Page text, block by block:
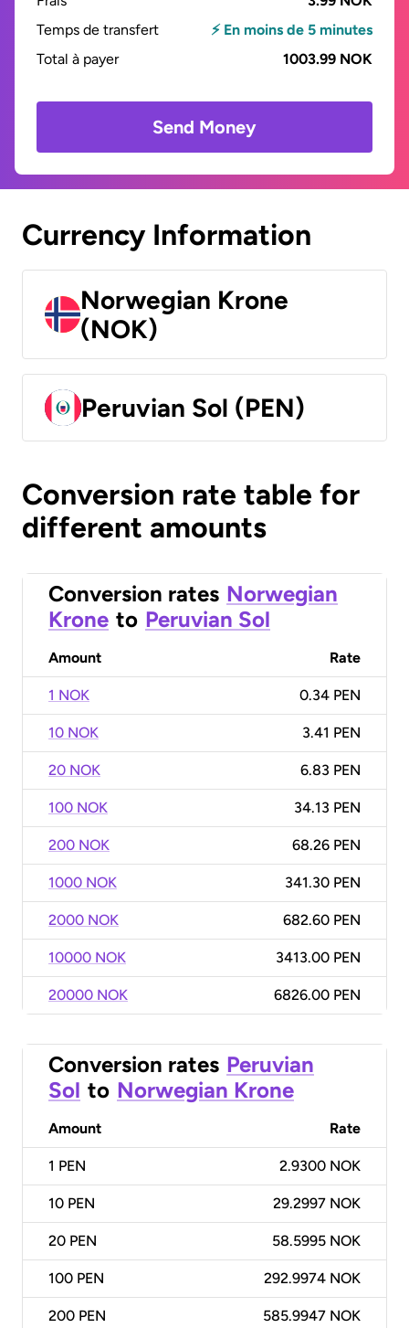
Temps de transfert
⚡ En moins de 5 minutes
Total à payer
1003.99 NOK
Send Money
Currency Information
Norwegian Krone
(NOK)
Peruvian Sol (PEN)
Conversion rate table for
different amounts
Conversion rates Norwegian
Krone to Peruvian Sol
Amount Rate
1 NOK 0.34 PEN
10 NOK 3.41 PEN
20 NOK 6.83 PEN
100 NOK 34.13 PEN
200 NOK 68.26 PEN
1000 NOK 341.30 PEN
2000 NOK 682.60 PEN
10000 NOK 3413.00 PEN
20000 NOK 6826.00 PEN
Conversion rates Peruvian
Sol to Norwegian Krone
Amount Rate
1 PEN 2.9300 NOK
10 PEN 29.2997 NOK
20 PEN 58.5995 NOK
100 PEN 292.9974 NOK
200 PEN 585.9947 NOK